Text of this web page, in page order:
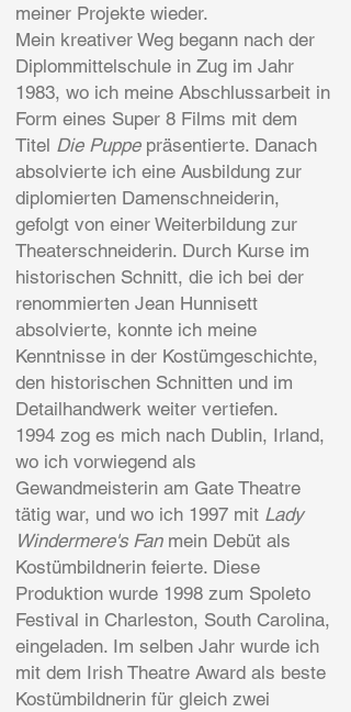
meiner Projekte wieder.
Mein kreativer Weg begann nach der
Diplommittelschule in Zug im Jahr
1983, wo ich meine Abschlussarbeit in
Form eines Super 8 Films mit dem
Titel Die Puppepräsentierte. Danach
absolvierte ich eine Ausbildung zur
diplomierten Damenschneiderin,
gefolgt von einer Weiterbildung zur
Theaterschneiderin. Durch Kurse im
historischen Schnitt, die ich bei der
renommierten Jean Hunnisett
absolvierte, konnte ich meine
Kenntnisse in der Kostümgeschichte,
den historischen Schnitten und im
Detailhandwerk weiter vertiefen.
1994 zog es mich nach Dublin, Irland,
wo ich vorwiegend als
Gewandmeisterin am Gate Theatre
tätig war, und wo ich 1997 mit Lady
Windermere's Fanmein Debüt als
Kostümbildnerin feierte. Diese
Produktion wurde 1998 zum Spoleto
Festival in Charleston, South Carolina,
eingeladen. Im selben Jahr wurde ich
mit dem Irish Theatre Award als beste
Kostümbildnerin für gleich zwei